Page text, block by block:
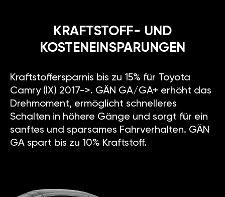
KRAFTSTOFF- UND
KOSTENEINSPARUNGEN
Kraftstoffersparnis bis zu 15% für Toyota
Camry (IX) 2017->. GÄN GA/GA+ erhöht das
Drehmoment, ermöglicht schnelleres
Schalten in höhere Gänge und sorgt für ein
sanftes und sparsames Fahrverhalten. GÄN
GA spart bis zu 10% Kraftstoff.